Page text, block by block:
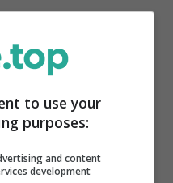
del
rig.
to use your
purposes:
and content
development